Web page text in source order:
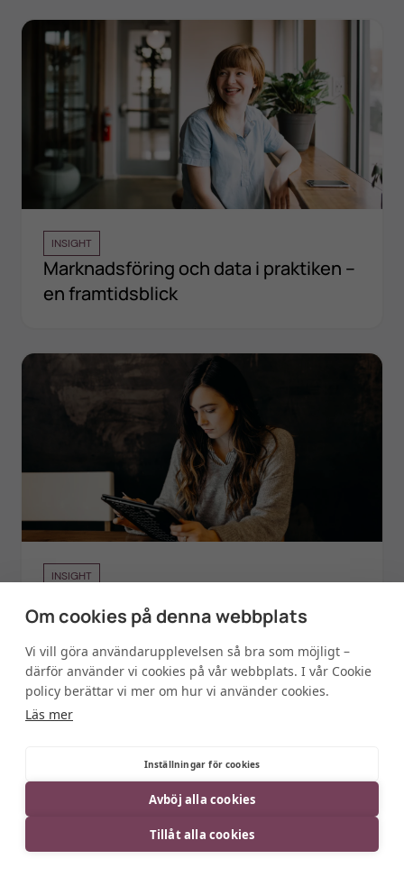
INSIGHT
Marknadsföring och data i praktiken –
en framtidsblick
INSIGHT
skapar du värde
Om cookies på denna webbplats
Vi vill göra användarupplevelsen så bra som möjligt –
därför använder vi cookies på vår webbplats. I vår Cookie
policy berättar vi mer om hur vi använder cookies.
Läs mer
Inställningar för cookies
Avböj alla cookies
Tillåt alla cookies